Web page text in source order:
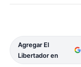
Agregar El
Libertador en